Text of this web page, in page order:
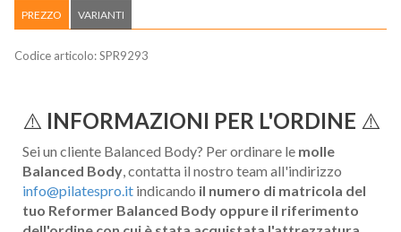
PREZZO VARIANTI
Codice articolo:SPR9293
⚠️ INFORMAZIONI PER L'ORDINE ⚠️
Sei un cliente Balanced Body? Per ordinare le molle
Balanced Body, contatta il nostro team all'indirizzo
info@pilatespro.it indicando il numero di matricola del
tuo Reformer Balanced Body oppure il riferimento